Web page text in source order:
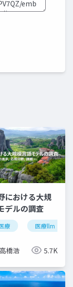
自律性
における大規
デルの調査
療 医療llm
高橋浩 5.7K